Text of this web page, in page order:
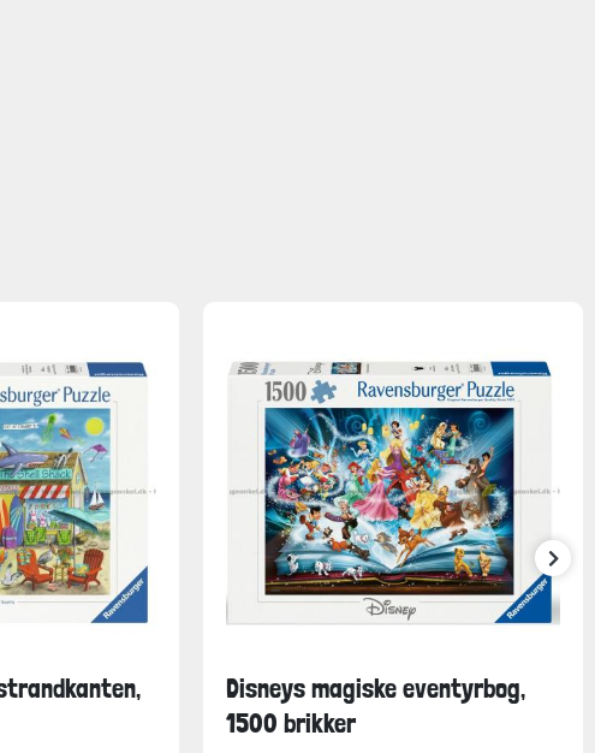
Disneys magiske eventyrbog,
1500 brikker